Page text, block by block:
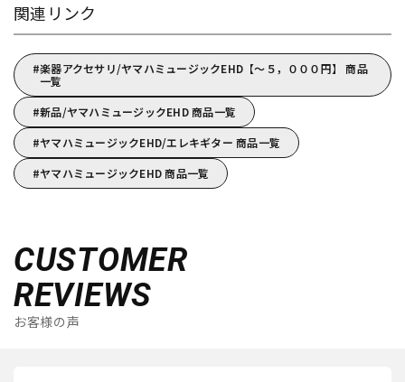
関連リンク
楽器アクセサリ/ヤマハミュージックEHD【～５，０００円】 商品
一覧
新品/ヤマハミュージックEHD 商品一覧
ヤマハミュージックEHD/エレキギター 商品一覧
ヤマハミュージックEHD 商品一覧
CUSTOMER
REVIEWS
お客様の声